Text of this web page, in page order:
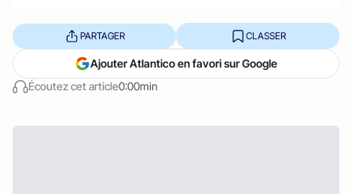
Écoutez cet article0:00min
PARTAGER CLASSER
Ajouter Atlantico en favori sur Google